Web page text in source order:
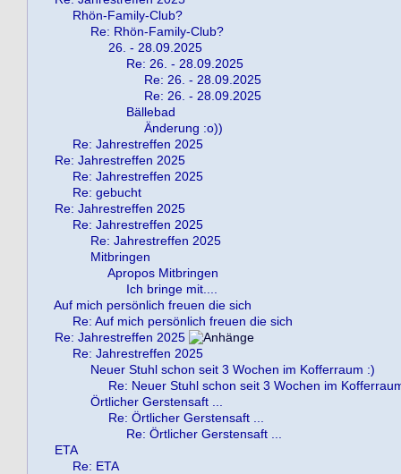
Rhön-Family-Club?
Re: Rhön-Family-Club?
26. - 28.09.2025
Re: 26. - 28.09.2025
Re: 26. - 28.09.2025
Re: 26. - 28.09.2025
Bällebad
Änderung :o))
Re: Jahrestreffen 2025
Re: Jahrestreffen 2025
Re: Jahrestreffen 2025
Re: gebucht
Re: Jahrestreffen 2025
Re: Jahrestreffen 2025
Re: Jahrestreffen 2025
Mitbringen
Apropos Mitbringen
Ich bringe mit....
Auf mich persönlich freuen die sich
Re: Auf mich persönlich freuen die sich
Re: Jahrestreffen 2025
Re: Jahrestreffen 2025
Neuer Stuhl schon seit 3 Wochen im Kofferraum :)
Re: Neuer Stuhl schon seit 3 Wochen im
Örtlicher Gerstensaft ...
Re: Örtlicher Gerstensaft ...
Re: Örtlicher Gerstensaft ...
ETA
Re: ETA